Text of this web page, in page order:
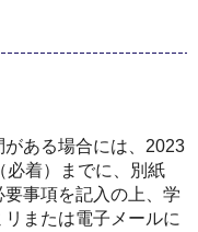
ある場合には、2023
必着）までに、別紙
要事項を記⼊の上、学
または電⼦メールに